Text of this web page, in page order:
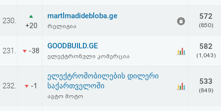
230.
+20
martlmadidebloba.ge
რელიგია
572
(850)
231. -38
GOODBUILD.GE
ელექტრონული კომერცია
582
(1,043)
232. -1
ელექტრომობილების დილერი
საქართველოში
ავტო მოტო
533
(849)